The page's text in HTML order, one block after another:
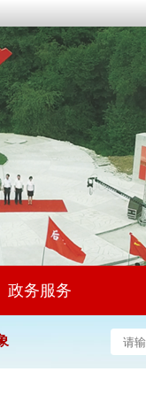
政务服务